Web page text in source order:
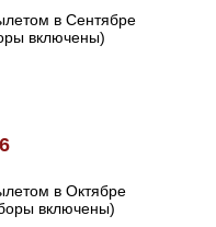
в Сентябре
включены)
в Октябре
включены)